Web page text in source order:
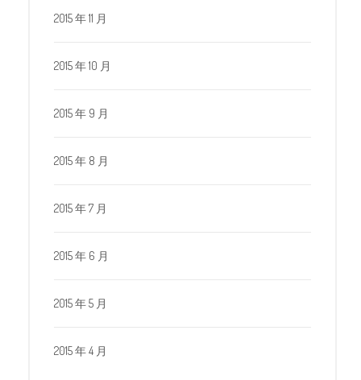
2015 年 11 月
2015 年 10 月
2015 年 9 月
2015 年 8 月
2015 年 7 月
2015 年 6 月
2015 年 5 月
2015 年 4 月